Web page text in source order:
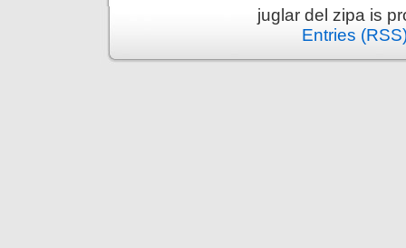
juglar del zipa is
Entries